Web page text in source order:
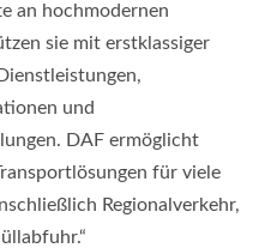
an hochmodernen
sie mit erstklassiger
und
DAF ermöglicht
für viele
Regionalverkehr,